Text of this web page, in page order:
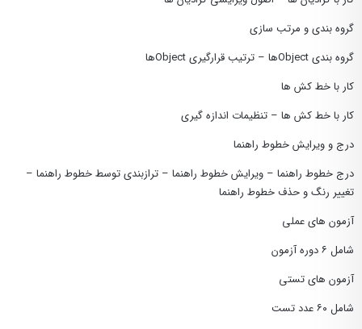
گروه بندی و مرتب سازی
گروه بندی Objectها – ترتیب قرارگیری Objectها
کار با خط کش ها
کار با خط کش ها – تنظیمات اندازه گیری
درج و ویرایش خطوط راهنما
درج خطوط راهنما – ویرایش خطوط راهنما – ترازبندی توسط خطوط راهنما –
تغییر رنگ و حذف خطوط راهنما
آزمون های عملی
شامل ۶ دوره آزمون
آزمون های تستی
شامل ۶۰ عدد تست